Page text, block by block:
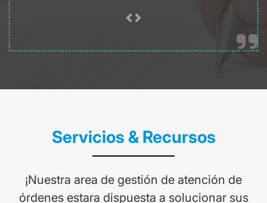
Servicios & Recursos
¡Nuestra area de gestión de atención de
órdenes estara dispuesta a solucionar sus